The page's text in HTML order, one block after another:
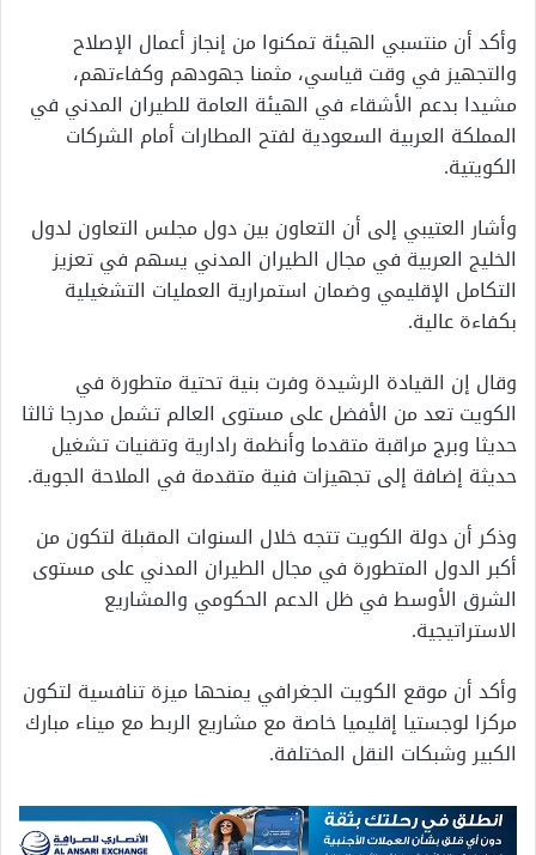
وأكد أن منتسبي الهيئة تمكنوا من إنجاز أعمال الإصلاح
والتجهيز في وقت قياسي، مثمنا جهودهم وكفاءتهم،
مشيدا بدعم الأشقاء في الهيئة العامة للطيران المدني في
المملكة العربية السعودية لفتح المطارات أمام الشركات
الكويتية.
وأشار العتيبي إلى أن التعاون بين دول مجلس التعاون لدول
الخليج العربية في مجال الطيران المدني يسهم في تعزيز
التكامل الإقليمي وضمان استمرارية العمليات التشغيلية
بكفاءة عالية.
وقال إن القيادة الرشيدة وفرت بنية تحتية متطورة في
الكويت تعد من الأفضل على مستوى العالم تشمل مدرجا ثالثا
حديثا وبرج مراقبة متقدما وأنظمة رادارية وتقنيات تشغيل
حديثة إضافة إلى تجهيزات فنية متقدمة في الملاحة الجوية.
وذكر أن دولة الكويت تتجه خلال السنوات المقبلة لتكون من
أكبر الدول المتطورة في مجال الطيران المدني على مستوى
الشرق الأوسط في ظل الدعم الحكومي والمشاريع
الاستراتيجية.
وأكد أن موقع الكويت الجغرافي يمنحها ميزة تنافسية لتكون
مركزا لوجستيا إقليميا خاصة مع مشاريع الربط مع ميناء مبارك
الكبير وشبكات النقل المختلفة.